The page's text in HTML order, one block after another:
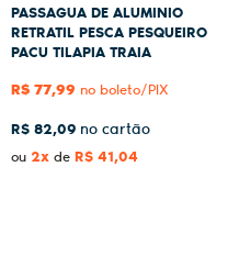
PASSAGUA DE ALUMINIO
RETRATIL PESCA PESQUEIRO
PACU TILAPIA TRAIA
R$ 82,09
R$ 77,99 no boleto/PIX
ou 2x de R$ 41,04